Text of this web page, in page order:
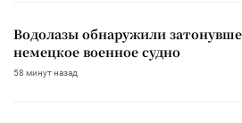
Водолазы обнаружили
немецкое военное судно
58 минут назад